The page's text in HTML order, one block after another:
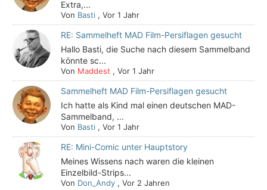
Extra,...
Von Basti ,Vor 1 Jahr
RE: Sammelheft MAD Film-Persiflagen gesucht
Hallo Basti, die Suche nach diesem Sammelband
könnte sc...
Von Maddest ,Vor 1 Jahr
Sammelheft MAD Film-Persiflagen gesucht
Ich hatte als Kind mal einen deutschen MAD-
Sammelband, ...
Von Basti ,Vor 1 Jahr
RE: Mini-Comic unter Hauptstory
Meines Wissens nach waren die kleinen
Einzelbild-Strips...
Von Don_Andy ,Vor 2 Jahren